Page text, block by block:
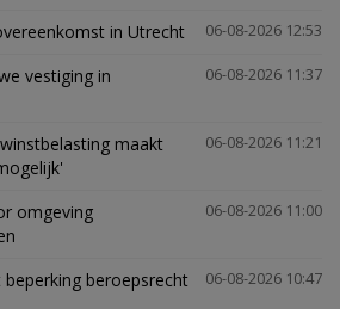
06-08-2026 12:53
in Utrecht
06-08-2026 11:37
vestiging in
06-08-2026 11:21
maakt
06-08-2026 11:00
omgeving
06-08-2026 10:47
beperking beroepsrecht